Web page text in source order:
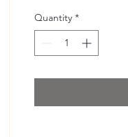
Quantity *